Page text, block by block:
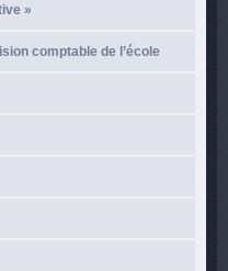
»
comptable de l’école